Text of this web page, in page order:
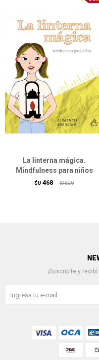
La linterna mágica.
Mindfulness para niños
$U 468 $U 520
¡Suscribite y